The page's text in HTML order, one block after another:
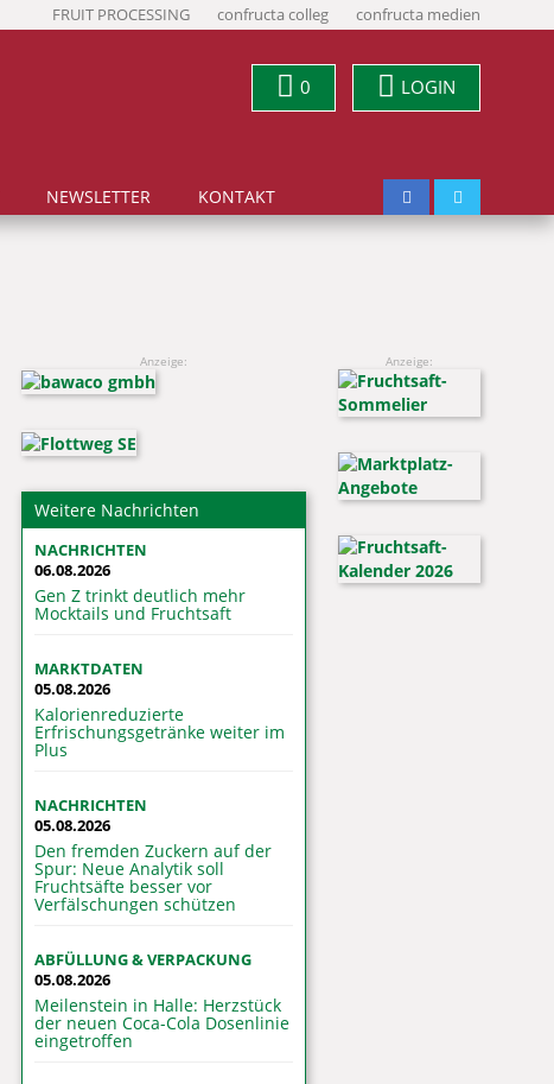
FRUIT PROCESSING confructa colleg confructa medien
0 LOGIN
NEWSLETTER KONTAKT
Anzeige:
Weitere Nachrichten
NACHRICHTEN
06.08.2026
Gen Z trinkt deutlich mehr
Mocktails und Fruchtsaft
MARKTDATEN
05.08.2026
Kalorienreduzierte
Erfrischungsgetränke weiter im
Plus
NACHRICHTEN
05.08.2026
Den fremden Zuckern auf der
Spur: Neue Analytik soll
Fruchtsäfte besser vor
Verfälschungen schützen
ABFÜLLUNG & VERPACKUNG
05.08.2026
Meilenstein in Halle: Herzstück
der neuen Coca-Cola Dosenlinie
eingetroffen
Anzeige: